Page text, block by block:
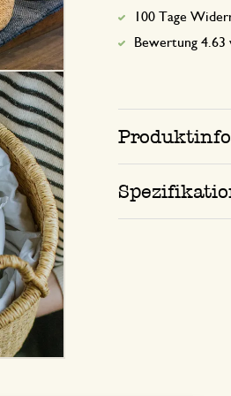
100 Tage
Bewertung 4.63